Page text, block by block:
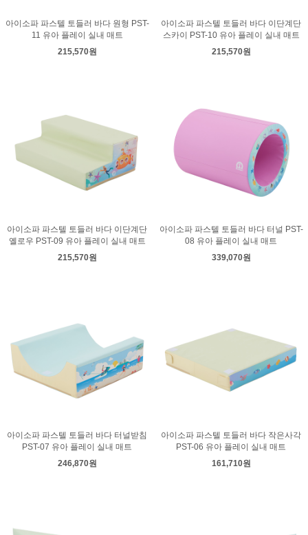
아이소파 파스텔 토들러 바다 원형 PST-
11 유아 플레이 실내 매트
215,570원
아이소파 파스텔 토들러 바다 이단계단
스카이 PST-10 유아 플레이 실내 매트
215,570원
아이소파 파스텔 토들러 바다 이단계단
옐로우 PST-09 유아 플레이 실내 매트
215,570원
아이소파 파스텔 토들러 바다 터널 PST-
08 유아 플레이 실내 매트
339,070원
아이소파 파스텔 토들러 바다 터널받침
PST-07 유아 플레이 실내 매트
246,870원
아이소파 파스텔 토들러 바다 작은사각
PST-06 유아 플레이 실내 매트
161,710원